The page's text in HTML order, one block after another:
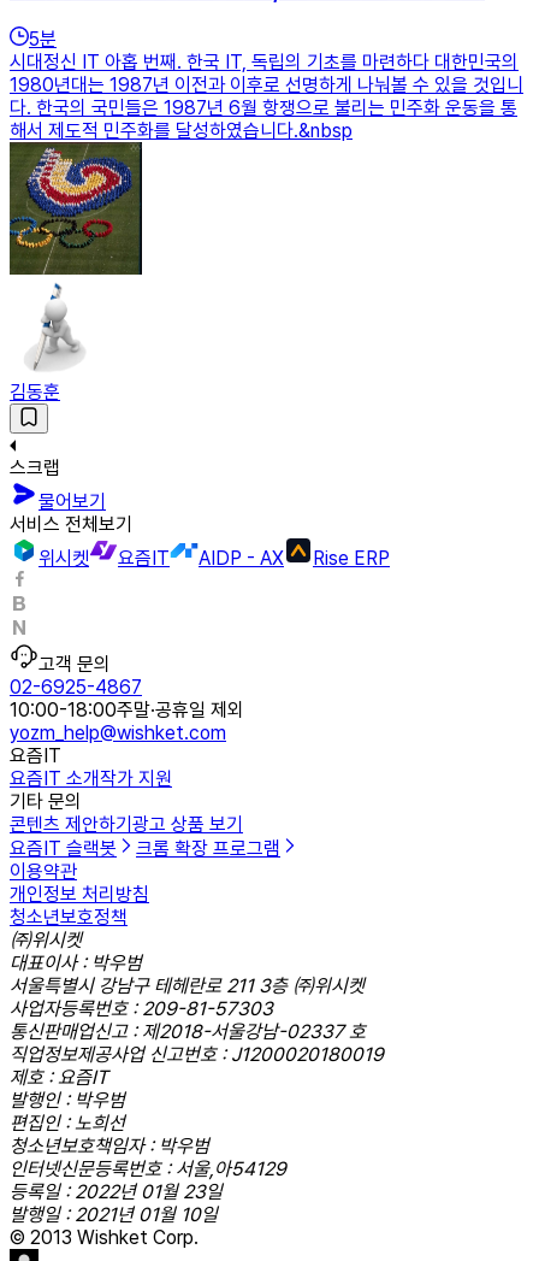
5분
시대정신 IT 아홉 번째. 한국 IT, 독립의 기초를 마련하다 대한민국의
1980년대는 1987년 이전과 이후로 선명하게 나눠볼 수 있을 것입니
다. 한국의 국민들은 1987년 6월 항쟁으로 불리는 민주화 운동을 통
해서 제도적 민주화를 달성하였습니다.&nbsp
김동훈
스크랩
물어보기
서비스 전체보기
위시켓
요즘IT AIDP - AX Rise ERP
고객 문의
02-6925-4867
10:00-18:00주말·공휴일 제외
yozm_help@wishket.com
요즘IT
요즘IT 소개작가 지원
기타 문의
콘텐츠 제안하기광고 상품 보기
요즘IT 슬랙봇
크롬 확장 프로그램
이용약관
개인정보 처리방침
청소년보호정책
㈜위시켓
대표이사 : 박우범
서울특별시 강남구 테헤란로 211 3층 ㈜위시켓
사업자등록번호 : 209-81-57303
통신판매업신고 : 제2018-서울강남-02337 호
직업정보제공사업 신고번호 : J1200020180019
제호 : 요즘IT
발행인 : 박우범
편집인 : 노희선
청소년보호책임자 : 박우범
인터넷신문등록번호 : 서울,아54129
등록일 : 2022년 01월 23일
발행일 : 2021년 01월 10일
© 2013 Wishket Corp.